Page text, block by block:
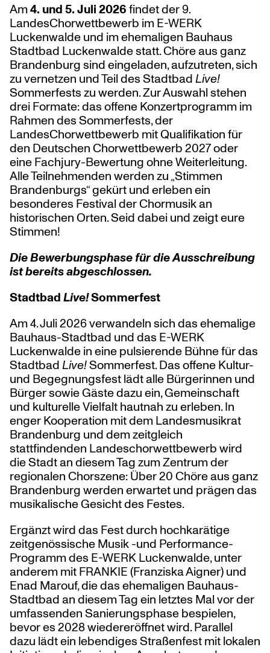
Am4. und 5. Juli 2026findet der 9.
LandesChorwettbewerb im E-WERK
Luckenwalde und im ehemaligen Bauhaus
Stadtbad Luckenwalde statt. Chöre aus ganz
Brandenburg sind eingeladen, aufzutreten, sich
zu vernetzen und Teil des StadtbadLive!
Sommerfests zu werden. Zur Auswahl stehen
drei Formate: das offene Konzertprogramm im
Rahmen des Sommerfests, der
LandesChorwettbewerb mit Qualifikation für
den Deutschen Chorwettbewerb 2027 oder
eine Fachjury-Bewertung ohne Weiterleitung.
Alle Teilnehmenden werden zu „Stimmen
Brandenburgs“ gekürt und erleben ein
besonderes Festival der Chormusik an
historischen Orten. Seid dabei und zeigt eure
Stimmen!
Die Bewerbungsphase für die Ausschreibung
ist bereits abgeschlossen.
StadtbadLive!Sommerfest
Am 4. Juli 2026 verwandeln sich das ehemalige
Bauhaus-Stadtbad und das E-WERK
Luckenwalde in eine pulsierende Bühne für das
StadtbadLive!Sommerfest. Das offene Kultur-
und Begegnungsfest lädt alle Bürgerinnen und
Bürger sowie Gäste dazu ein, Gemeinschaft
und kulturelle Vielfalt hautnah zu erleben. In
enger Kooperation mit dem Landesmusikrat
Brandenburg und dem zeitgleich
stattfindenden Landeschorwettbewerb wird
die Stadt an diesem Tag zum Zentrum der
regionalen Chorszene: Über 20 Chöre aus ganz
Brandenburg werden erwartet und prägen das
musikalische Gesicht des Festes.
Ergänzt wird das Fest durch hochkarätige
zeitgenössische Musik -und Performance-
Programm des E-WERK Luckenwalde, unter
anderem mit FRANKIE (Franziska Aigner) und
Enad Marouf, die das ehemaligen Bauhaus-
Stadtbad an diesem Tag ein letztes Mal vor der
umfassenden Sanierungsphase bespielen,
bevor es 2028 wiedereröffnet wird. Parallel
dazu lädt ein lebendiges Straßenfest mit lokalen